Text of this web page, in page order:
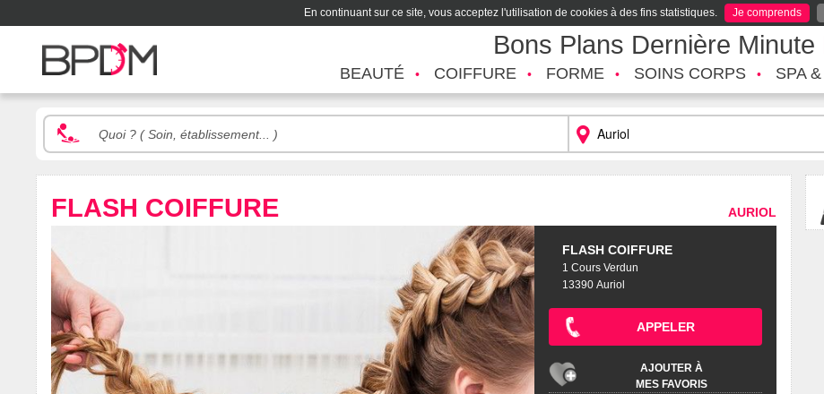
En continuant sur ce site, vous acceptez l'utilisation de cookies à des fins statistiques. Je comprends
Bons Plans Dernière Minute
BEAUTÉ COIFFURE FORME SOINS CORPS SPA
FLASH COIFFURE AURIOL
FLASH COIFFURE
1 Cours Verdun
13390 Auriol
APPELER
AJOUTER À
MES FAVORIS